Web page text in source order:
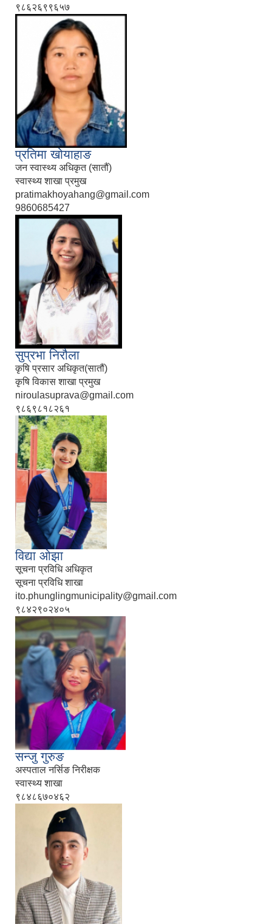
९८६२६९९६५७
प्रतिमा खोयाहाङ
जन स्वास्थ्य अधिकृत (सातौं)
स्वास्थ्य शाखा प्रमुख
pratimakhoyahang@gmail.com
9860685427
सुप्रभा निरौला
कृषि प्रसार अधिकृत(सातौं)
कृषि विकास शाखा प्रमुख
niroulasuprava@gmail.com
९८६९८१८२६१
विद्या ओझा
सूचना प्रविधि अधिकृत
सूचना प्रविधि शाखा
ito.phunglingmunicipality@gmail.com
९८४२९०२४०५
सन्जु गुरुङ
अस्पताल नर्सिङ निरीक्षक
स्वास्थ्य शाखा
९८४८६७०४६२